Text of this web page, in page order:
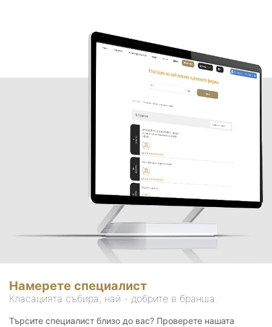
Намерете специалист
Класацията събира, най - добрите в бранша.
Търсите специалист близо до вас? Проверете нашата